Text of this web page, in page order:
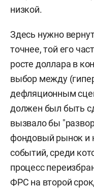
низкой.
Здесь нужно
точнее, той его
росте доллара в
выбор между
дефляционным
должен был быть
вызвало бы
фондовый рынок и
событий, среди
процесс
ФРС на второй